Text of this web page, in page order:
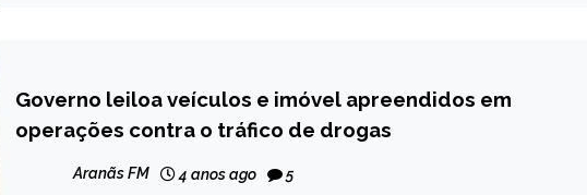
MINAS
GERAIS
NOTÍCIAS
Governo leiloa veículos e imóvel apreendidos em
operações contra o tráfico de drogas
Aranãs FM 4 anos ago 5